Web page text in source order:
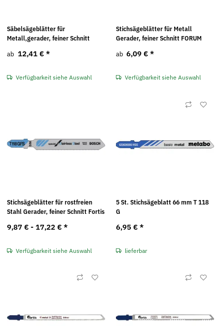
Säbelsägeblätter für
Metall,gerader, feiner Schnitt
ab 12,41 € *
Verfügbarkeit siehe Auswahl
Stichsägeblätter für Metall
Gerader, feiner Schnitt FORUM
ab 6,09 € *
Verfügbarkeit siehe Auswahl
Stichsägeblätter für rostfreien
Stahl Gerader, feiner Schnitt Fortis
9,87 € - 17,22 € *
Verfügbarkeit siehe Auswahl
5 St. Stichsägeblatt 66 mm T 118
G
6,95 € *
lieferbar